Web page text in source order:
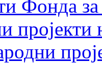
Фонда
пројекти